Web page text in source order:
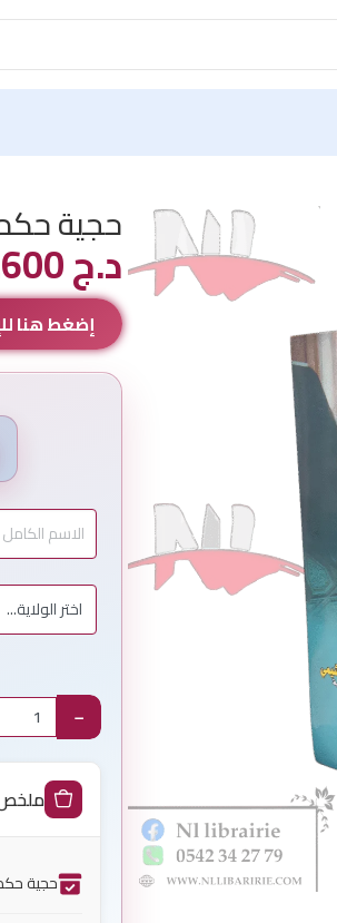
حجية حكم
د.ج
إضغط هنا
−
حجية